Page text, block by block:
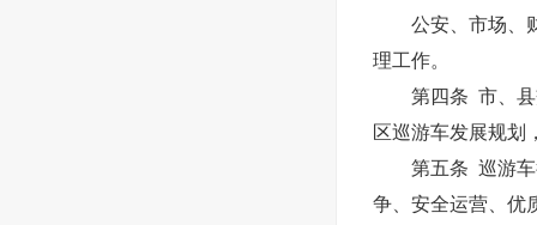
公安、市场、财
理工作。
第四条 市、县交
区巡游车发展规划
第五条 巡游车行
争、安全运营、优